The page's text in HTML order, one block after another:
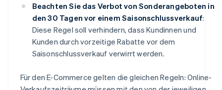
Beachten Sie das Verbot von Sonderangeboten in
den 30 Tagen vor einem Saisonschlussverkauf:
Diese Regel soll verhindern, dass Kundinnen und
Kunden durch vorzeitige Rabatte vor dem
Saisonschlussverkauf verwirrt werden.
Für den E-Commerce gelten die gleichen Regeln: Online-